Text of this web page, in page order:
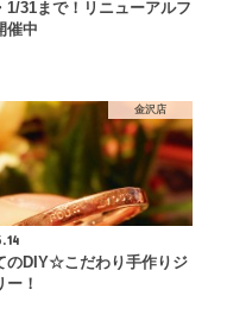
1/31まで！リニューアルフ
催中
金沢店
のDIY☆こだわり手作りジ
ー！